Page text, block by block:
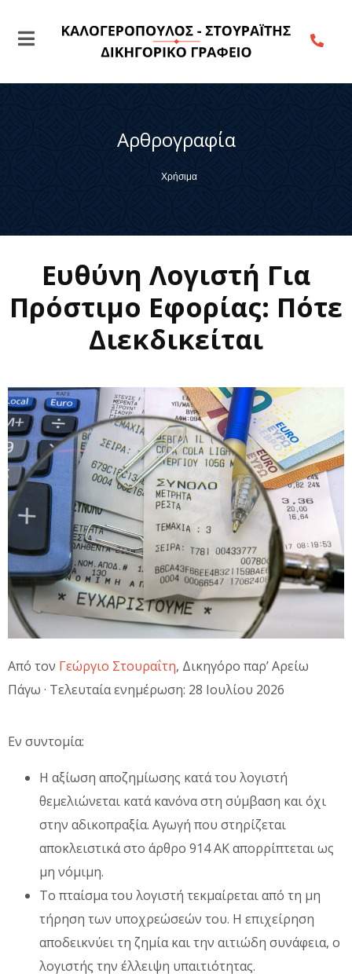
Αρθρογραφία
Χρήσιμα
Ευθύνη Λογιστή Για
Πρόστιμο Εφορίας: Πότε
Διεκδικείται
Από τον Γεώργιο Στουραΐτη, Δικηγόρο παρ’ Αρείω
Πάγω · Τελευταία ενημέρωση: 28 Ιουλίου 2026
Εν συντομία:
Η αξίωση αποζημίωσης κατά του λογιστή
θεμελιώνεται κατά κανόνα στη σύμβαση και όχι
στην αδικοπραξία. Αγωγή που στηρίζεται
αποκλειστικά στο άρθρο 914 ΑΚ απορρίπτεται ως
μη νόμιμη.
Το πταίσμα του λογιστή τεκμαίρεται από τη μη
τήρηση των υποχρεώσεών του. Η επιχείρηση
αποδεικνύει τη ζημία και την αιτιώδη συνάφεια, ο
λογιστής την έλλειψη υπαιτιότητας.